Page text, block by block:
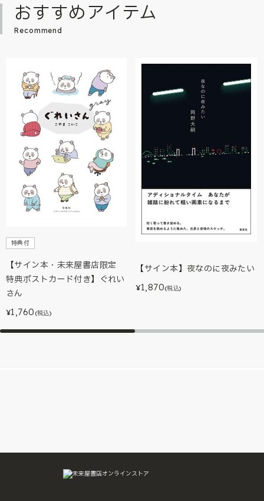
おすすめアイテム
Recommend
特典付
【サイン本・未来屋書店限定
特典ポストカード付き】ぐれい
さん
¥1,760 (税込)
【サイン本】夜なのに夜みたい
¥1,870(税込)